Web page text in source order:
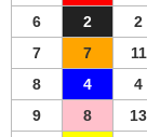
6
2 2
7
7 11
8
4 4
9
8 13